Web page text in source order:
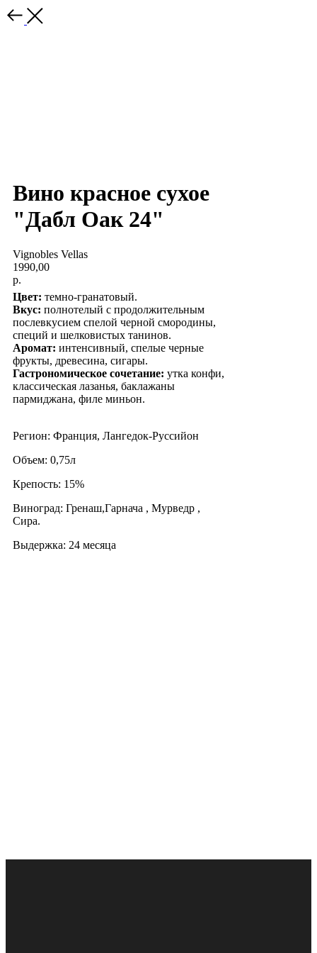
Вино красное сухое
"Дабл Оак 24"
Vignobles Vellas
1990,00
р.
Цвет: темно-гранатовый.
Вкус: полнотелый с продолжительным
послевкусием спелой черной смородины,
специй и шелковистых танинов.
Аромат: интенсивный, спелые черные
фрукты, древесина, сигары.
Гастрономическое сочетание: утка конфи,
классическая лазанья, баклажаны
пармиджана, филе миньон.
Регион: Франция, Лангедок-Руссийон
Объем: 0,75л
Крепость: 15%
Виноград: Гренаш,Гарнача , Мурведр ,
Сира.
Выдержка: 24 месяца